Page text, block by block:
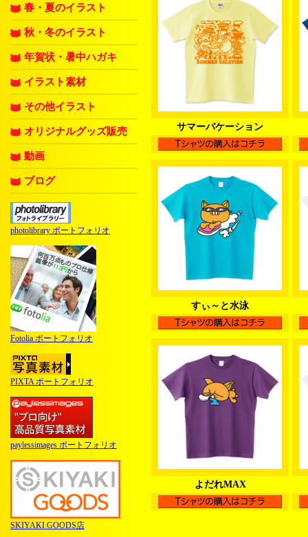
サマーバケーション
すぃ～と水泳
よだれMAX
春・夏のイラスト
秋・冬のイラスト
年賀状・暑中ハガキ
イラスト素材
その他イラスト
オリジナルグッズ販売
動画
ブログ
photolibrary ポートフォリオ
Fotolia ポートフォリオ
PIXTA ポートフォリオ
paylessimages ポートフォリオ
SKIYAKI GOODS店